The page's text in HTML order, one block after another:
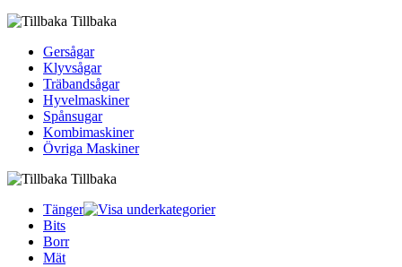
Tillbaka
Gersågar
Klyvsågar
Träbandsågar
Hyvelmaskiner
Spånsugar
Kombimaskiner
Övriga Maskiner
Tillbaka
Tänger
Bits
Borr
Mät